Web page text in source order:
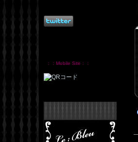
：：Mobile Site：：